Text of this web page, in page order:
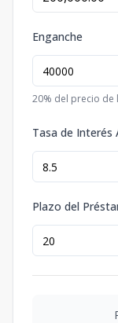
Enganche
20% del precio
Tasa de Interés
Plazo del